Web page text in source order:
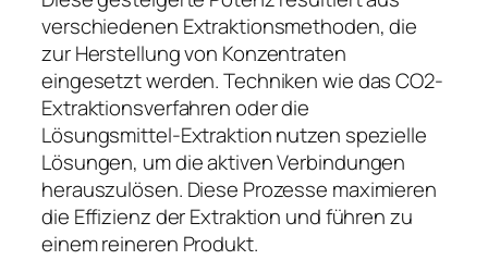
verschiedenen Extraktionsmethoden, die
zur Herstellung von Konzentraten
eingesetzt werden. Techniken wie das CO2-
Extraktionsverfahren oder die
Lösungsmittel-Extraktion nutzen spezielle
Lösungen, um die aktiven Verbindungen
herauszulösen. Diese Prozesse maximieren
die Effizienz der Extraktion und führen zu
einem reineren Produkt.